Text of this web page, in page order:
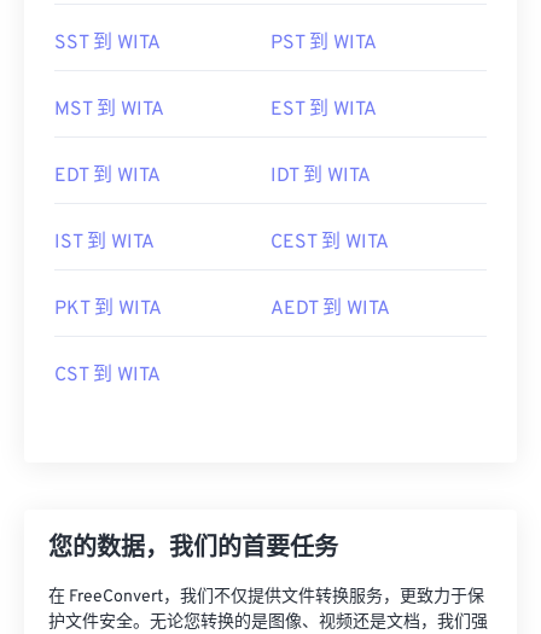
SST 到 WITA PST 到 WITA
MST 到 WITA EST 到 WITA
EDT 到 WITA IDT 到 WITA
IST 到 WITA CEST 到 WITA
PKT 到 WITA AEDT 到 WITA
CST 到 WITA
您的数据，我们的首要任务
在 FreeConvert，我们不仅提供文件转换服务，更致力于保
护文件安全。无论您转换的是图像、视频还是文档，我们强